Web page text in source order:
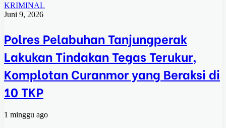
KRIMINAL
Juni 9, 2026
Polres Pelabuhan Tanjungperak
Lakukan Tindakan Tegas Terukur,
Komplotan Curanmor yang Beraksi di
10 TKP
1 minggu ago